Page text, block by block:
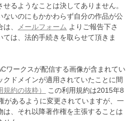
るようなことは決してありません。
ないのにもかかわらず自分の作品が公
、 メールフォーム よりご報告下さ
ては、法的手続きを取らせて頂きま
ワークスが配信する画像が含まれてい
クドメインが適用されていたことに間
規約の抜粋）
この利用規約は2015年8
があるように変更されていますが、一
は、それ以降著作権を主張することは